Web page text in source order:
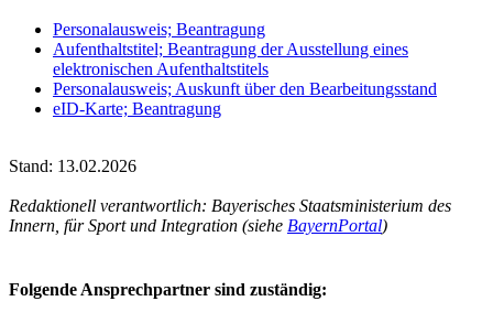
Personalausweis; Beantragung
Aufenthaltstitel; Beantragung der Ausstellung eines
elektronischen Aufenthaltstitels
Personalausweis; Auskunft über den Bearbeitungsstand
eID-Karte; Beantragung
Stand: 13.02.2026
Redaktionell verantwortlich: Bayerisches Staatsministerium des
Innern, für Sport und Integration (siehe BayernPortal)
Folgende Ansprechpartner sind zuständig: